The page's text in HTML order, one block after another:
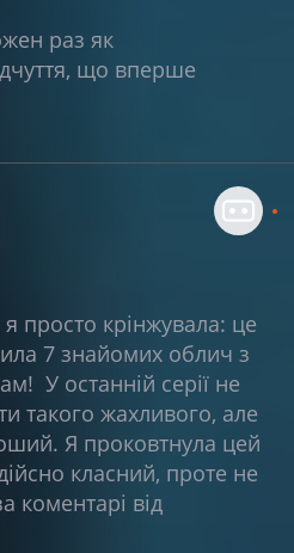
раз як
що вперше
просто крінжувала: це
7 знайомих облич з
У останній серії не
такого жахливого, але
Я проковтнула цей
класний, проте не
коментарі від